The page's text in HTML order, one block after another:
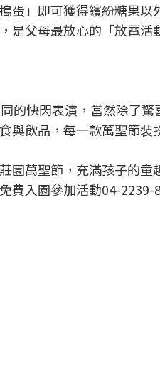
蛋」即可獲得繽紛糖果
是父母最放心的「放電
的快閃表演，當然除了
與飲品，每一款萬聖節裝
園萬聖節，充滿孩子的
費入園參加活動04-